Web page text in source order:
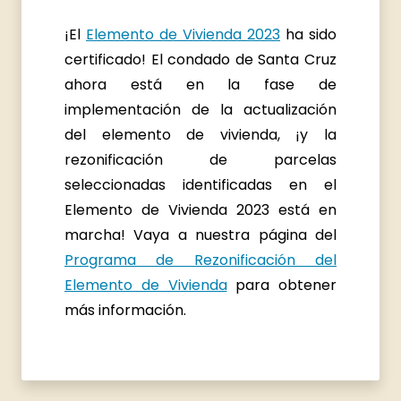
¡El Elemento de Vivienda 2023 ha sido
certificado! El condado de Santa Cruz
ahora está en la fase de
implementación de la actualización
del elemento de vivienda, ¡y la
rezonificación de parcelas
seleccionadas identificadas en el
Elemento de Vivienda 2023 está en
marcha! Vaya a nuestra página del
Programa de Rezonificación del
Elemento de Viviendapara obtener
más información.